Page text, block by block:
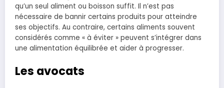
qu’un seul aliment ou boisson suffit. Il n’est pas
nécessaire de bannir certains produits pour atteindre
ses objectifs. Au contraire, certains aliments souvent
considérés comme « à éviter » peuvent s’intégrer dans
une alimentation équilibrée et aider à progresser.
Les avocats